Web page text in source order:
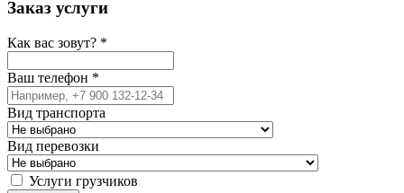
Заказ услуги
Как вас зовут? *
Ваш телефон *
Вид транспорта
Вид перевозки
Услуги грузчиков